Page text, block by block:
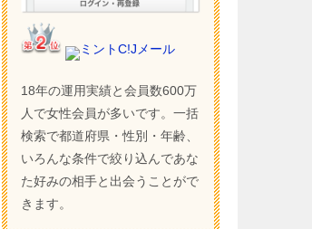
ミントC!Jメール
18年の運用実績と会員数600万
人で女性会員が多いです。一括
検索で都道府県・性別・年齢、
いろんな条件で絞り込んであな
た好みの相手と出会うことがで
きます。